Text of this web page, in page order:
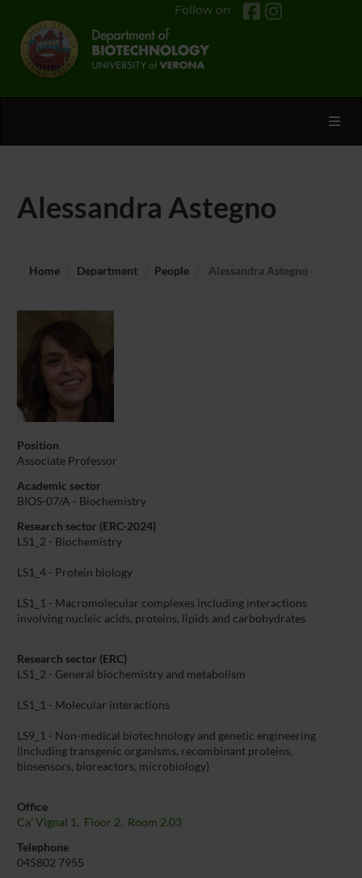
Follow on
Alessandra Astegno
Home Department People Alessandra Astegno
Position
Associate Professor
Academic sector
BIOS-07/A - Biochemistry
Research sector (ERC-2024)
LS1_2 - Biochemistry
LS1_4 - Protein biology
LS1_1 - Macromolecular complexes including interactions
involving nucleic acids, proteins, lipids and carbohydrates
Research sector (ERC)
LS1_2 - General biochemistry and metabolism
LS1_1 - Molecular interactions
LS9_1 - Non-medical biotechnology and genetic engineering
(including transgenic organisms, recombinant proteins,
biosensors, bioreactors, microbiology)
Office
Ca' Vignal 1, Floor 2, Room 2.03
Telephone
045802 7955